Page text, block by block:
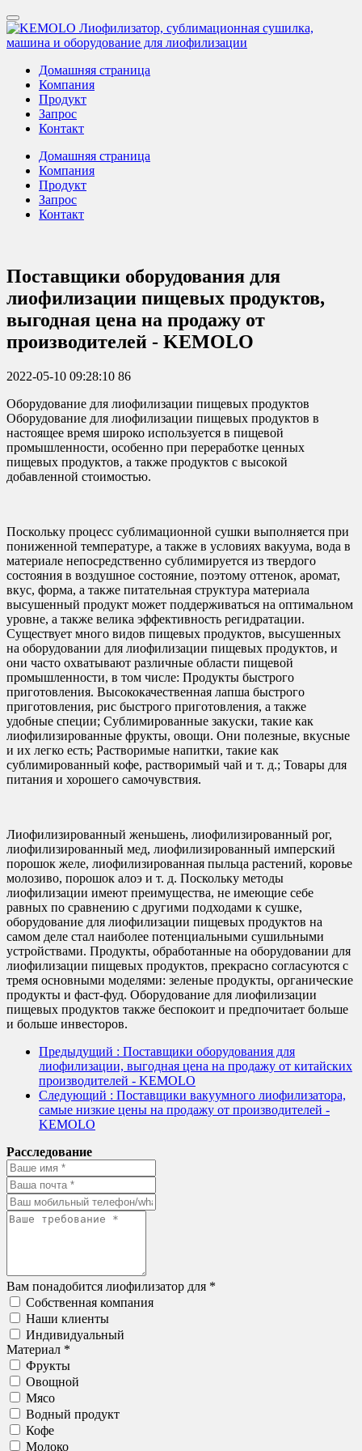
Домашняя страница
Компания
Продукт
Запрос
Контакт
Домашняя страница
Компания
Продукт
Запрос
Контакт
Поставщики оборудования для
лиофилизации пищевых продуктов,
выгодная цена на продажу от
производителей - KEMOLO
2022-05-10 09:28:10 86
Оборудование для лиофилизации пищевых продуктов
Оборудование для лиофилизации пищевых продуктов в
настоящее время широко используется в пищевой
промышленности, особенно при переработке ценных
пищевых продуктов, а также продуктов с высокой
добавленной стоимостью.
Поскольку процесс сублимационной сушки выполняется при
пониженной температуре, а также в условиях вакуума, вода в
материале непосредственно сублимируется из твердого
состояния в воздушное состояние, поэтому оттенок, аромат,
вкус, форма, а также питательная структура материала
высушенный продукт может поддерживаться на оптимальном
уровне, а также велика эффективность регидратации.
Существует много видов пищевых продуктов, высушенных
на оборудовании для лиофилизации пищевых продуктов, и
они часто охватывают различные области пищевой
промышленности, в том числе: Продукты быстрого
приготовления. Высококачественная лапша быстрого
приготовления, рис быстрого приготовления, а также
удобные специи; Сублимированные закуски, такие как
лиофилизированные фрукты, овощи. Они полезные, вкусные
и их легко есть; Растворимые напитки, такие как
сублимированный кофе, растворимый чай и т. д.; Товары для
питания и хорошего самочувствия.
Лиофилизированный женьшень, лиофилизированный рог,
лиофилизированный мед, лиофилизированный имперский
порошок желе, лиофилизированная пыльца растений, коровье
молозиво, порошок алоэ и т. д. Поскольку методы
лиофилизации имеют преимущества, не имеющие себе
равных по сравнению с другими подходами к сушке,
оборудование для лиофилизации пищевых продуктов на
самом деле стал наиболее потенциальными сушильными
устройствами. Продукты, обработанные на оборудовании для
лиофилизации пищевых продуктов, прекрасно согласуются с
тремя основными моделями: зеленые продукты, органические
продукты и фаст-фуд. Оборудование для лиофилизации
пищевых продуктов также беспокоит и предпочитает больше
и больше инвесторов.
Предыдущий : Поставщики оборудования для
лиофилизации, выгодная цена на продажу от китайских
производителей - KEMOLO
Следующий : Поставщики вакуумного лиофилизатора,
самые низкие цены на продажу от производителей -
KEMOLO
Расследование
Вам понадобится лиофилизатор для *
Собственная компания
Наши клиенты
Индивидуальный
Материал *
Фрукты
Овощной
Мясо
Водный продукт
Кофе
Молоко